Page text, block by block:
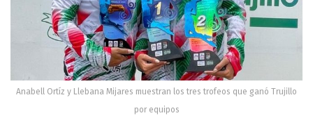
Anabell Ortíz y Llebana Mijares muestran los tres trofeos que ganó Trujillo
por equipos